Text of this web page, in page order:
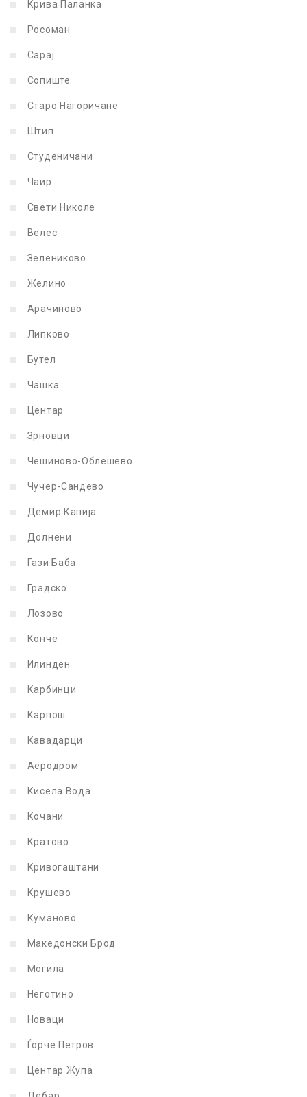
Крива Паланка
Росоман
Сарај
Сопиште
Старо Нагоричане
Штип
Студеничани
Чаир
Свети Николе
Велес
Зелениково
Желино
Арачиново
Липково
Бутел
Чашка
Центар
Зрновци
Чешиново-Облешево
Чучер-Сандево
Демир Капија
Долнени
Гази Баба
Градско
Лозово
Конче
Илинден
Карбинци
Карпош
Кавадарци
Аеродром
Кисела Вода
Кочани
Кратово
Кривогаштани
Крушево
Куманово
Македонски Брод
Могила
Неготино
Новаци
Ѓорче Петров
Центар Жупа